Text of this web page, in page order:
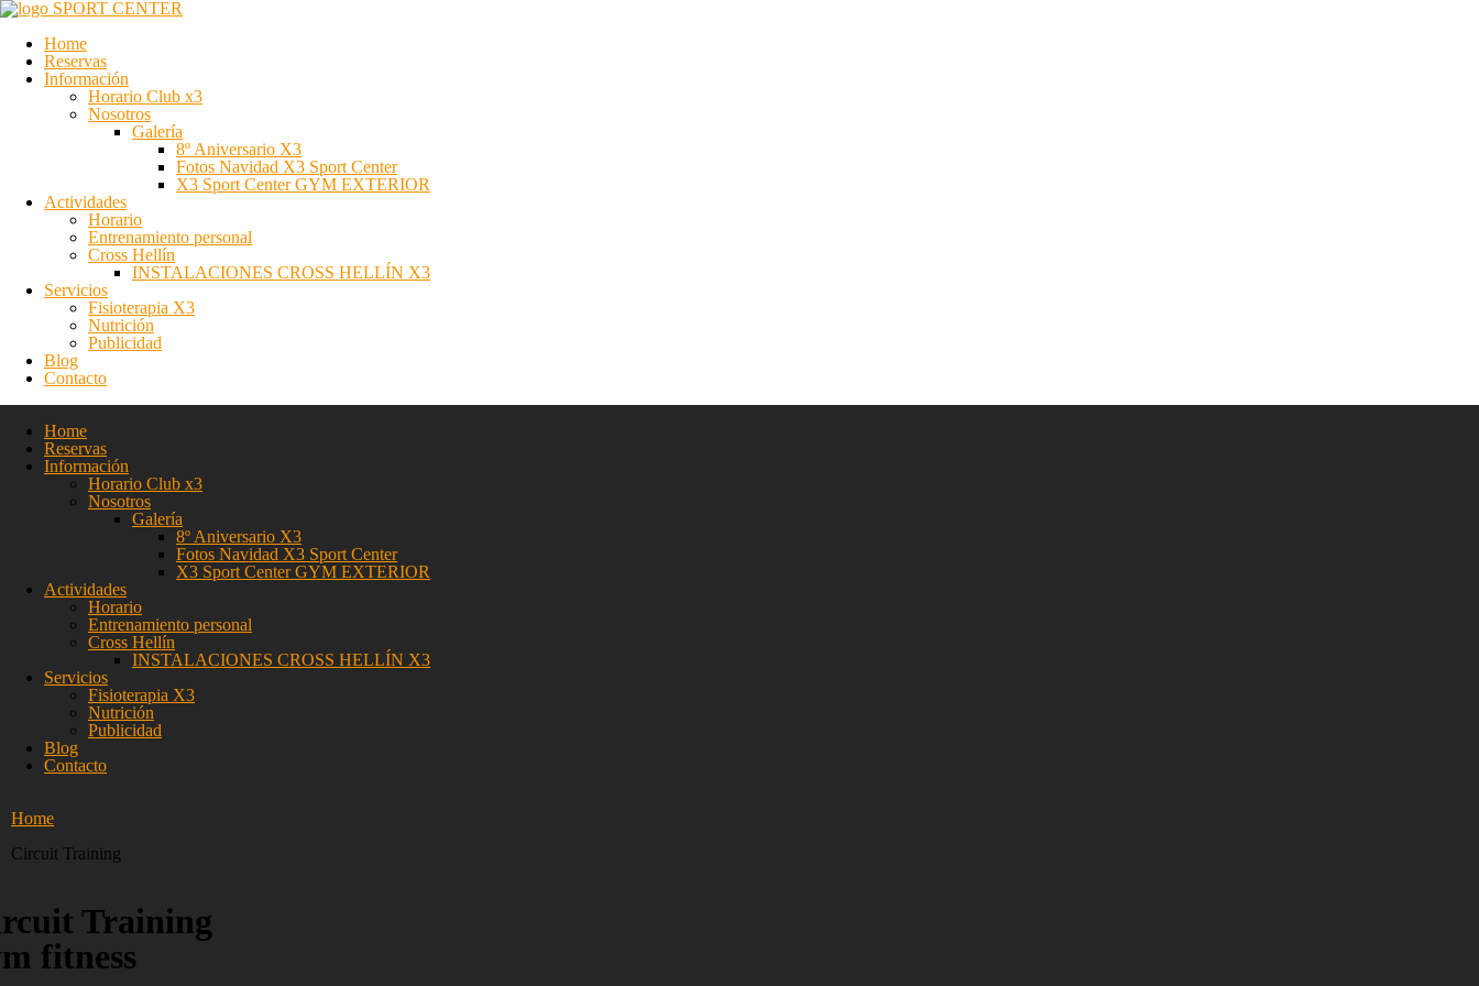
SPORT CENTER
Home
Reservas
Información
Horario Club x3
Nosotros
Galería
8º Aniversario X3
Fotos Navidad X3 Sport Center
X3 Sport Center GYM EXTERIOR
Actividades
Horario
Entrenamiento personal
Cross Hellín
INSTALACIONES CROSS HELLÍN X3
Servicios
Fisioterapia X3
Nutrición
Publicidad
Blog
Contacto
Home
Reservas
Información
Horario Club x3
Nosotros
Galería
8º Aniversario X3
Fotos Navidad X3 Sport Center
X3 Sport Center GYM EXTERIOR
Actividades
Horario
Entrenamiento personal
Cross Hellín
INSTALACIONES CROSS HELLÍN X3
Servicios
Fisioterapia X3
Nutrición
Publicidad
Blog
Contacto
Home
Circuit Training
Training
fitness